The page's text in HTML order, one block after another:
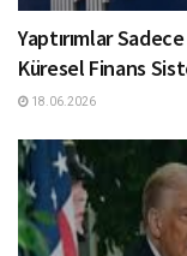
Yaptırımlar
Küresel Finans
18.06.2026